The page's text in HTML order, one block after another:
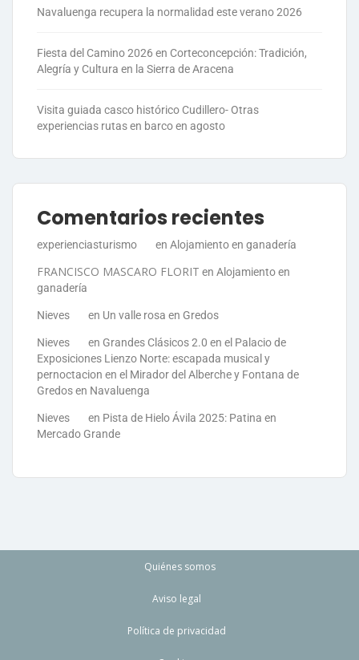
Navaluenga recupera la normalidad este verano 2026
Fiesta del Camino 2026 en Corteconcepción: Tradición,
Alegría y Cultura en la Sierra de Aracena
Visita guiada casco histórico Cudillero- Otras
experiencias rutas en barco en agosto
Comentarios recientes
experienciasturismo en Alojamiento en ganadería
FRANCISCO MASCARO FLORIT en Alojamiento en
ganadería
Nieves en Un valle rosa en Gredos
Nieves en Grandes Clásicos 2.0 en el Palacio de
Exposiciones Lienzo Norte: escapada musical y
pernoctacion en el Mirador del Alberche y Fontana de
Gredos en Navaluenga
Nieves en Pista de Hielo Ávila 2025: Patina en
Mercado Grande
Quiénes somos
Aviso legal
Política de privacidad